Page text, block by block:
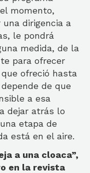
momento,
dirigencia a
le pondrá
medida, de la
para ofrecer
ofreció hasta
de que
a esa
dejar atrás lo
etapa de
está en el aire.
a una cloaca”,
en la revista